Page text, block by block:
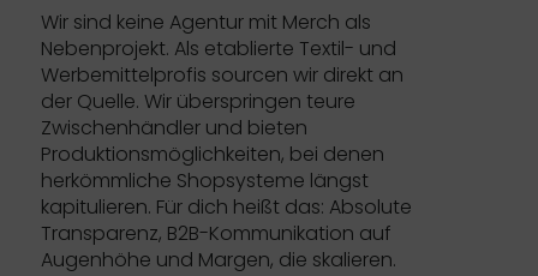
Wir sind keine Agentur mit Merch als
Nebenprojekt. Als etablierte Textil- und
Werbemittelprofis sourcen wir direkt an
der Quelle. Wir überspringen teure
Zwischenhändler und bieten
Produktionsmöglichkeiten, bei denen
herkömmliche Shopsysteme längst
kapitulieren. Für dich heißt das: Absolute
Transparenz, B2B-Kommunikation auf
Augenhöhe und Margen, die skalieren.